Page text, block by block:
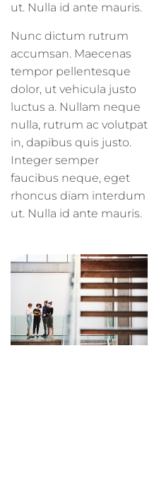
ut. Nulla id ante mauris.
Nunc dictum rutrum
accumsan. Maecenas
tempor pellentesque
dolor, ut vehicula justo
luctus a. Nullam neque
nulla, rutrum ac volutpat
in, dapibus quis justo.
Integer semper
faucibus neque, eget
rhoncus diam interdum
ut. Nulla id ante mauris.